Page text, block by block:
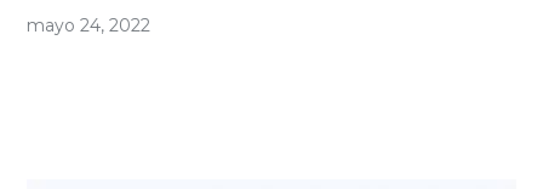
mayo 24, 2022